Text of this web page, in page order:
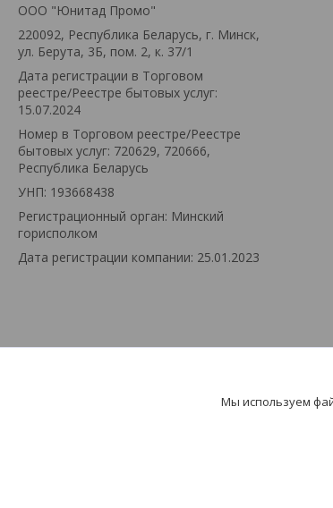
OOO "Юнитад Промо"
220092, Республика Беларусь, г. Минск,
ул. Берута, 3Б, пом. 2, к. 37/1
Дата регистрации в Торговом
реестре/Реестре бытовых услуг:
15.07.2024
Номер в Торговом реестре/Реестре
бытовых услуг: 720629, 720666,
Республика Беларусь
УНП: 193668438
Регистрационный орган: Минский
горисполком
Дата регистрации компании: 25.01.2023
Мы используем